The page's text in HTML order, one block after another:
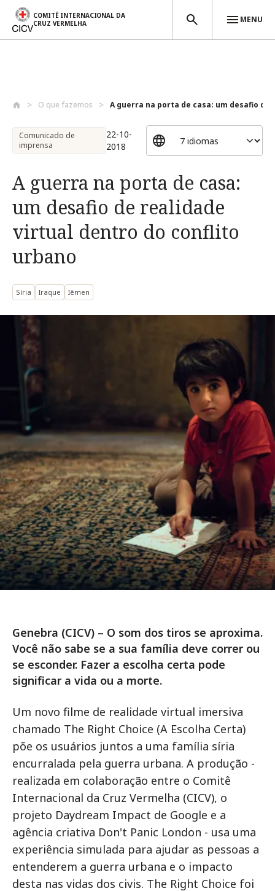
COMITÊ INTERNACIONAL DA
CRUZ VERMELHA
MENU
O que fazemos A guerra na porta de casa: um desafio
Comunicado de
imprensa
22-10-
2018
A guerra na porta de casa:
um desafio de realidade
virtual dentro do conflito
urbano
Síria Iraque Iêmen
Genebra (CICV) – O som dos tiros se aproxima.
Você não sabe se a sua família deve correr ou
se esconder. Fazer a escolha certa pode
significar a vida ou a morte.
Um novo filme de realidade virtual imersiva
chamado The Right Choice (A Escolha Certa)
põe os usuários juntos a uma família síria
encurralada pela guerra urbana. A produção -
realizada em colaboração entre o Comitê
Internacional da Cruz Vermelha (CICV), o
projeto Daydream Impact de Google e a
agência criativa Don't Panic London - usa uma
experiência simulada para ajudar as pessoas a
entenderem a guerra urbana e o impacto
desta nas vidas dos civis. The Right Choice foi